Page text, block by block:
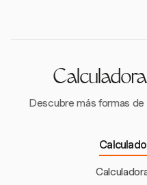
Descubre más formas de